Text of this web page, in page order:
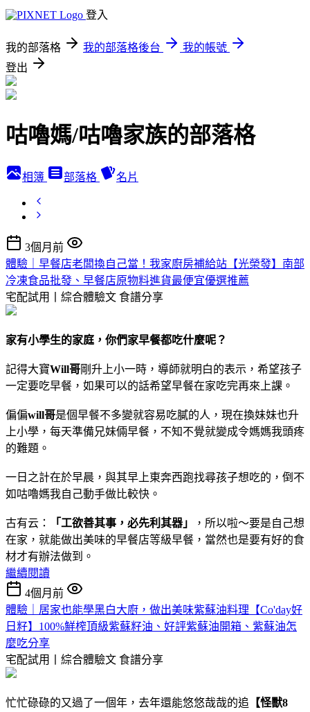
登入
我的部落格 我的部落格後台
我的帳號
登出
咕嚕媽/咕嚕家族的部落格
相簿 部落格 名片
3個月前
體驗｜早餐店老闆換自己當！我家廚房補給站【光榮發】南部
冷凍食品批發、早餐店原物料進貨最便宜優選推薦
宅配試用丨綜合體驗文 食譜分享
家有小學生的家庭，你們家早餐都吃什麼呢？
記得大寶Will哥剛升上小一時，導師就明白的表示，希望孩子
一定要吃早餐，如果可以的話希望早餐在家吃完再來上課。
偏偏will哥是個早餐不多變就容易吃膩的人，現在換妹妹也升
上小學，每天準備兄妹倆早餐，不知不覺就變成令媽媽我頭疼
的難題。
一日之計在於早晨，與其早上東奔西跑找尋孩子想吃的，倒不
如咕嚕媽我自己動手做比較快。
古有云： 「工欲善其事，必先利其器」
，所以啦～要是自己想
在家，就能做出美味的早餐店等級早餐，當然也是要有好的食
材才有辦法做到。
繼續閱讀
4個月前
體驗｜居家也能學黑白大廚，做出美味紫蘇油料理【Co'day好
日籽】100%鮮榨頂級紫蘇籽油、好評紫蘇油開箱、紫蘇油怎
麼吃分享
宅配試用丨綜合體驗文 食譜分享
忙忙碌碌的又過了一個年，去年還能悠悠哉哉的追 【怪獸8